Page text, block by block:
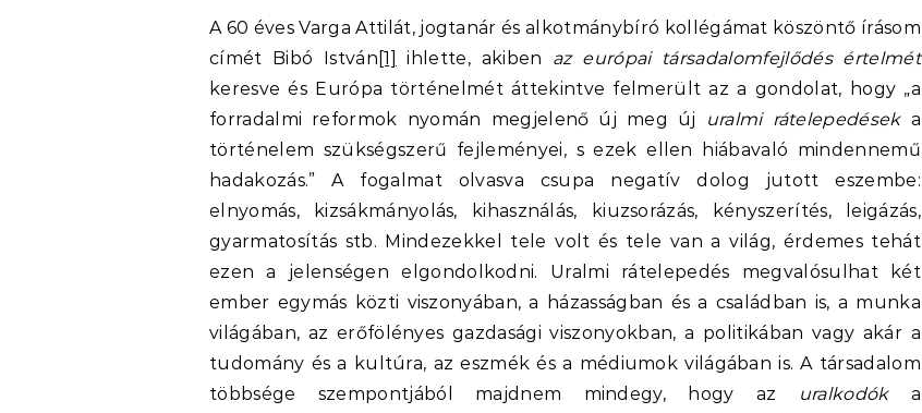
A 60 éves Varga Attilát, jogtanár és alkotmánybíró kollégámat köszöntő írásom
címét Bibó István [1] ihlette, akiben az európai társadalomfejlődés értelmét
keresve és Európa történelmét áttekintve felmerült az a gondolat, hogy „a
forradalmi reformok nyomán megjelenő új meg új
uralmi rátelepedések a
történelem szükségszerű fejleményei, s ezek ellen hiábavaló mindennemű
hadakozás.” A fogalmat olvasva csupa negatív dolog jutott eszembe:
elnyomás, kizsákmányolás, kihasználás, kiuzsorázás, kényszerítés, leigázás,
gyarmatosítás stb. Mindezekkel tele volt és tele van a világ, érdemes tehát
ezen a jelenségen elgondolkodni. Uralmi rátelepedés megvalósulhat két
ember egymás közti viszonyában, a házasságban és a családban is, a munka
világában, az erőfölényes gazdasági viszonyokban, a politikában vagy akár a
tudomány és a kultúra, az eszmék és a médiumok világában is. A társadalom
többsége szempontjából majdnem mindegy, hogy az
uralkodók a